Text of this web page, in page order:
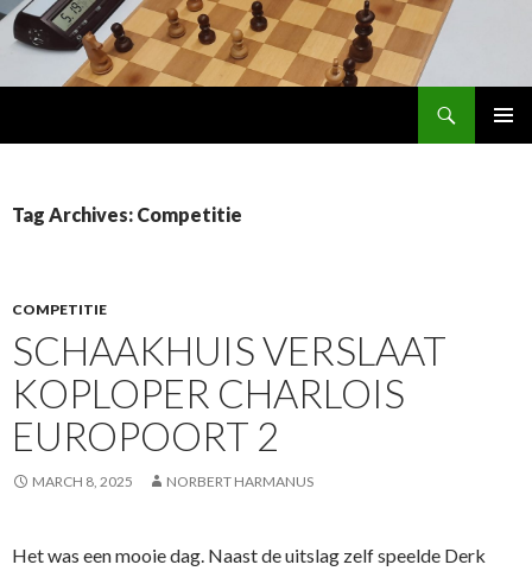
Tag Archives: Competitie
COMPETITIE
SCHAAKHUIS VERSLAAT
KOPLOPER CHARLOIS
EUROPOORT 2
MARCH 8, 2025 NORBERT HARMANUS
Het was een mooie dag. Naast de uitslag zelf speelde Derk